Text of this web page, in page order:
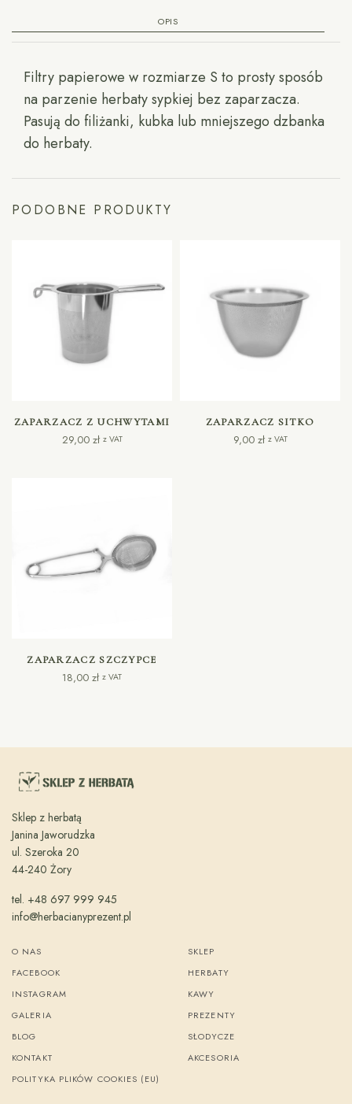
OPIS
Filtry papierowe w rozmiarze S to prosty sposób
na parzenie herbaty sypkiej bez zaparzacza.
Pasują do filiżanki, kubka lub mniejszego dzbanka
do herbaty.
PODOBNE PRODUKTY
DODAJ DO KOSZYKA
ZAPARZACZ Z UCHWYTAMI
29,00 zł z VAT
DODAJ DO KOSZYKA
ZAPARZACZ SITKO
9,00 zł z VAT
DODAJ DO KOSZYKA
ZAPARZACZ SZCZYPCE
18,00 zł z VAT
Sklep z herbatą
Janina Jaworudzka
ul. Szeroka 20
44-240 Żory
tel. +48 697 999 945
info@herbacianyprezent.pl
O NAS
FACEBOOK
INSTAGRAM
GALERIA
BLOG
KONTAKT
POLITYKA PLIKÓW COOKIES (EU)
SKLEP
HERBATY
KAWY
PREZENTY
SŁODYCZE
AKCESORIA